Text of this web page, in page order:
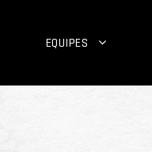
EQUIPES